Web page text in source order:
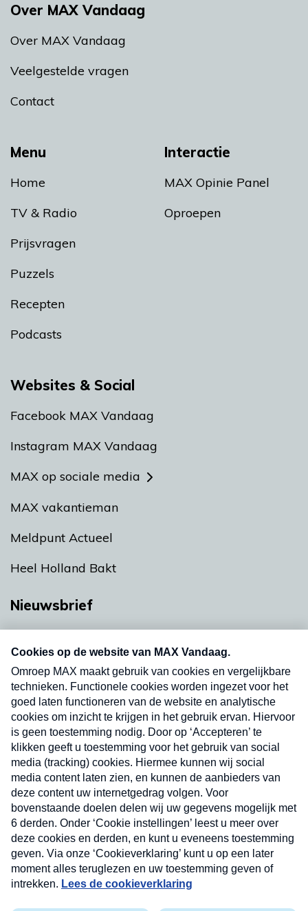
Menu
Home
TV & Radio
Prijsvragen
Puzzels
Recepten
Podcasts
Interactie
MAX Opinie Panel
Oproepen
Over MAX Vandaag
Over MAX Vandaag
Veelgestelde vragen
Contact
Websites & Social
Facebook MAX Vandaag
Instagram MAX Vandaag
MAX op sociale media
MAX vakantieman
Meldpunt Actueel
Heel Holland Bakt
Nieuwsbrief
nieuwsbrief. Elke vrijdag- en dinsdagochtend in
uw mailbox.
Verzend
Nieuwsbrief
Neem hier een gratis abonnement op onze
nieuwsbrief. Elke vrijdag- en dinsdagochtend in uw